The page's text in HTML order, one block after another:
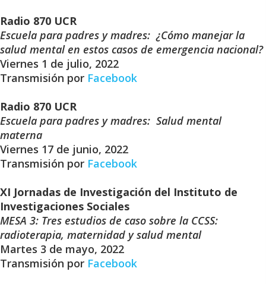
Radio 870 UCR
Escuela para padres y madres: ¿Cómo manejar la
salud mental en estos casos de emergencia nacional?
Viernes 1 de julio, 2022
Transmisión por Facebook
Radio 870 UCR
Escuela para padres y madres: Salud mental
materna
Viernes 17 de junio, 2022
Transmisión por Facebook
XI Jornadas de Investigación del Instituto de
Investigaciones Sociales
MESA 3: Tres estudios de caso sobre la CCSS:
radioterapia, maternidad y salud mental
Martes 3 de mayo, 2022
Transmisión por Facebook